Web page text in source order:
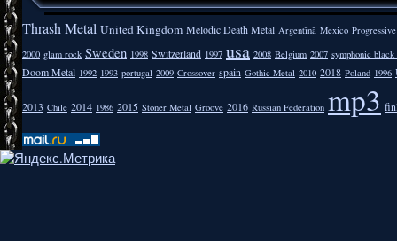
Thrash Metal United Kingdom Melodic Death Metal Argentīnā Mexico Progressive
2000 glam rock Sweden 1998 Switzerland 1997 usa 2008 Belgium 2007 symphonic
Doom Metal 1992 1993 portugal 2009 Crossover spain Gothic Metal 2010 2018 Poland 1996
2013 Chile 2014 1986 2015 Stoner Metal Groove 2016 Russian Federation mp3